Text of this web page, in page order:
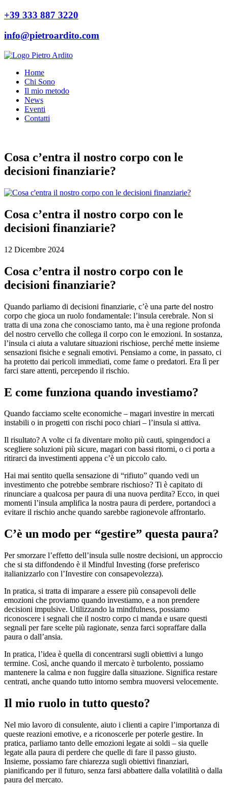
+39 333 887 3220
info@pietroardito.com
Home
Chi Sono
Il mio metodo
News
Eventi
Contatti
Cosa c’entra il nostro corpo con le
decisioni finanziarie?
Cosa c’entra il nostro corpo con le
decisioni finanziarie?
12 Dicembre 2024
Cosa c’entra il nostro corpo con le
decisioni finanziarie?
Quando parliamo di decisioni finanziarie, c’è una parte del nostro
corpo che gioca un ruolo fondamentale: l’insula cerebrale. Non si
tratta di una zona che conosciamo tanto, ma è una regione profonda
del nostro cervello che collega il corpo con le emozioni. In sostanza,
l’insula ci aiuta a valutare situazioni rischiose, perché mette insieme
sensazioni fisiche e segnali emotivi. Pensiamo a come, in passato, ci
ha protetto dai pericoli immediati, come fame o predatori. Era lì per
farci stare attenti, percependo il rischio.
E come funziona quando investiamo?
Quando facciamo scelte economiche – magari investire in mercati
instabili o in progetti con rischi poco chiari – l’insula si attiva.
Il risultato? A volte ci fa diventare molto più cauti, spingendoci a
scegliere soluzioni più sicure, magari con bassi ritorni, o ci porta a
ritirarci da investimenti appena c’è un piccolo calo.
Hai mai sentito quella sensazione di “rifiuto” quando vedi un
investimento che potrebbe sembrare rischioso? Ti è capitato di
rinunciare a qualcosa per paura di una nuova perdita? Ecco, in quei
momenti l’insula amplifica la nostra paura di perdere, portandoci a
evitare il rischio anche quando sarebbe ragionevole affrontarlo.
C’è un modo per “gestire” questa paura?
Per smorzare l’effetto dell’insula sulle nostre decisioni, un approccio
che si sta diffondendo è il Mindful Investing (forse preferisco
italianizzarlo con l’Investire con consapevolezza).
In pratica, si tratta di imparare a essere più consapevoli delle
emozioni che proviamo quando investiamo, e a non prendere
decisioni impulsive. Utilizzando la mindfulness, possiamo
riconoscere i segnali che il nostro corpo ci manda e usare questi
segnali per fare scelte più ragionate, senza farci sopraffare dalla
paura o dall’ansia.
In pratica, l’idea è quella di concentrarsi sugli obiettivi a lungo
termine. Così, anche quando il mercato è turbolento, possiamo
mantenere la calma e non fuggire dalla situazione. Significa restare
centrati, anche quando tutto intorno sembra muoversi velocemente.
Il mio ruolo in tutto questo?
Nel mio lavoro di consulente, aiuto i clienti a capire l’importanza di
queste reazioni emotive, e a riconoscerle per poterle gestire. In
pratica, parliamo tanto delle emozioni legate ai soldi – sia quelle
legate alla paura di perdere che quelle di fare il passo giusto.
Insieme, possiamo fare chiarezza sugli obiettivi finanziari,
pianificando per il futuro, senza farsi abbattere dalla volatilità o dalla
paura del mercato.